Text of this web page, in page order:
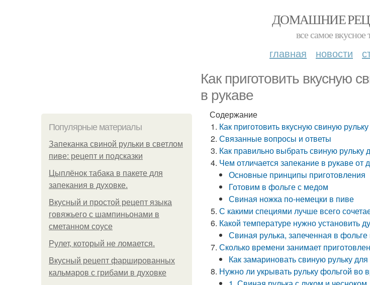
ДОМАШНИЕ
все самое вкусное
главная новости
Как приготовить вкусную
в рукаве
Популярные материалы
Запеканка свиной рульки в светлом
пиве: рецепт и подсказки
Цыплёнок табака в пакете для
запекания в духовке.
Вкусный и простой рецепт языка
говяжьего с шампиньонами в
сметанном соусе
Рулет, который не ломается.
Вкусный рецепт фаршированных
кальмаров с грибами в духовке
Содержание
Как приготовить вкусную свиную
Связанные вопросы и ответы
Как правильно выбрать свиную рульку
Чем отличается запекание в рукаве от
Основные принципы приготовления
Готовим в фольге с медом
Свиная ножка по-немецки в пиве
С какими специями лучше всего
Какой температуре нужно установить
Свиная рулька, запеченная в
Сколько времени занимает
Как замариновать свиную рульку
Нужно ли укрывать рульку фольгой во